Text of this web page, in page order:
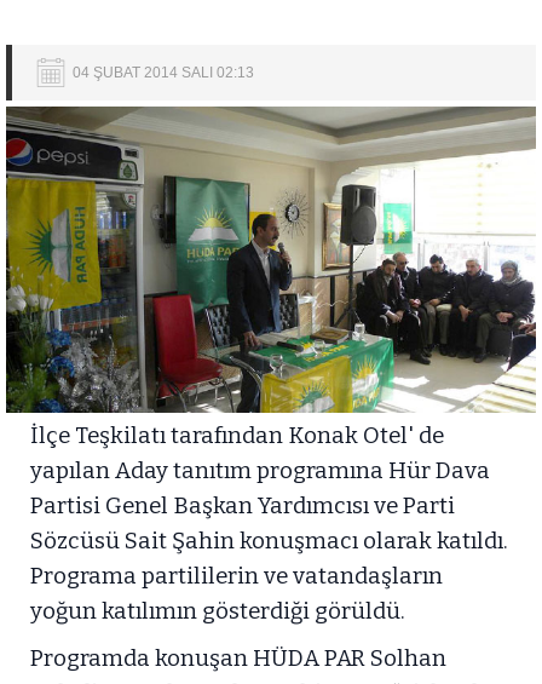
04 ŞUBAT 2014 SALI 02:13
İlçe Teşkilatı tarafından Konak Otel' de
yapılan Aday tanıtım programına Hür Dava
Partisi Genel Başkan Yardımcısı ve Parti
Sözcüsü Sait Şahin konuşmacı olarak katıldı.
Programa partililerin ve vatandaşların
yoğun katılımın gösterdiği görüldü.
Programda konuşan HÜDA PAR Solhan